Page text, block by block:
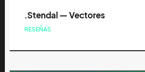
.Stendal — Vectores
RESEÑAS